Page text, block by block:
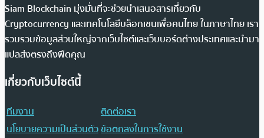
Siam Blockchain มุ่งมั่นที่จะช่วยนำเสนอสารเกี่ยวกับ
Cryptocurrency และเทคโนโลยีบล็อกเชนเพื่อคนไทย ในภาษาไทย เรา
รวบรวมข้อมูลส่วนใหญ่จากเว็บไซต์และเว็บบอร์ดต่างประเทศและนำมา
แปลส่งตรงถึงฟีดคุณ
เกี่ยวกับเว็บไซต์นี้
ทีมงาน
ติดต่อเรา
นโยบายความเป็นส่วนตัวข้อตกลงในการใช้งาน